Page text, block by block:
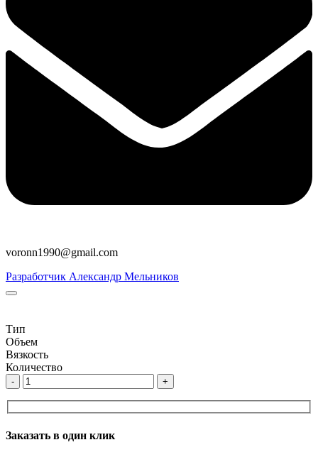
voronn1990@gmail.com
Разработчик Александр Мельников
Тип
Объем
Вязкость
Количество
- +
Заказать в один клик